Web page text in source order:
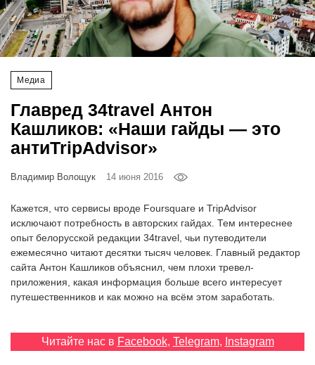
Медиа
Главред 34travel Антон
Кашликов: «Наши гайды — это
антиTripAdvisor»
Владимир Волощук 14 июня 2016
Кажется, что сервисы вроде Foursquare и TripAdvisor
исключают потребность в авторских гайдах. Тем интереснее
опыт белорусской редакции 34travel, чьи путеводители
ежемесячно читают десятки тысяч человек. Главный редактор
сайта Антон Кашликов объяснил, чем плохи тревел-
приложения, какая информация больше всего интересует
путешественников и как можно на всём этом заработать.
Читайте нас в Facebook, Telegram, Instagram